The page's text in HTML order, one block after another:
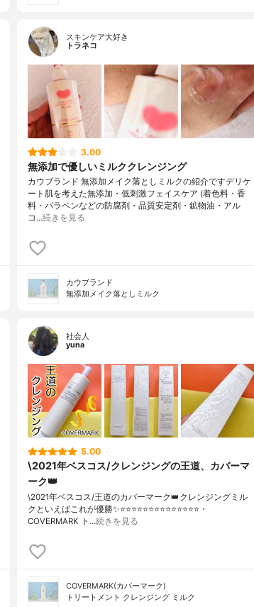
スキンケア大好き
トラネコ
3.00
無添加で優しいミルククレンジング
カウブランド 無添加メイク落としミルクの紹介ですデリケ
ート肌を考えた無添加・低刺激フェイスケア (着色料・香
料・パラベンなどの防腐剤・品質安定剤・鉱物油・アル
コ…続きを見る
カウブランド
無添加メイク落としミルク
社会人
yuna
5.00
\2021年ベスコス/クレンジングの王道、カバーマ
ーク👑
\2021年ベスコス/王道のカバーマーク👑クレンジングミル
クといえばこれが優勝✨⭐️⭐️⭐️⭐️⭐️⭐️⭐️⭐️⭐️⭐️⭐️⭐️⭐️⭐️・
COVERMARK ト…続きを見る
COVERMARK(カバーマーク)
トリートメント クレンジング ミルク